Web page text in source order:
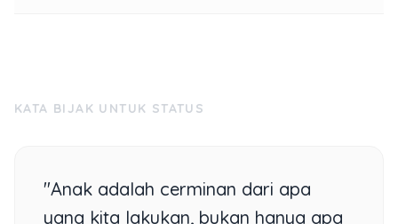
KATA BIJAK UNTUK STATUS
"Anak adalah cerminan dari apa
yang kita lakukan, bukan hanya apa